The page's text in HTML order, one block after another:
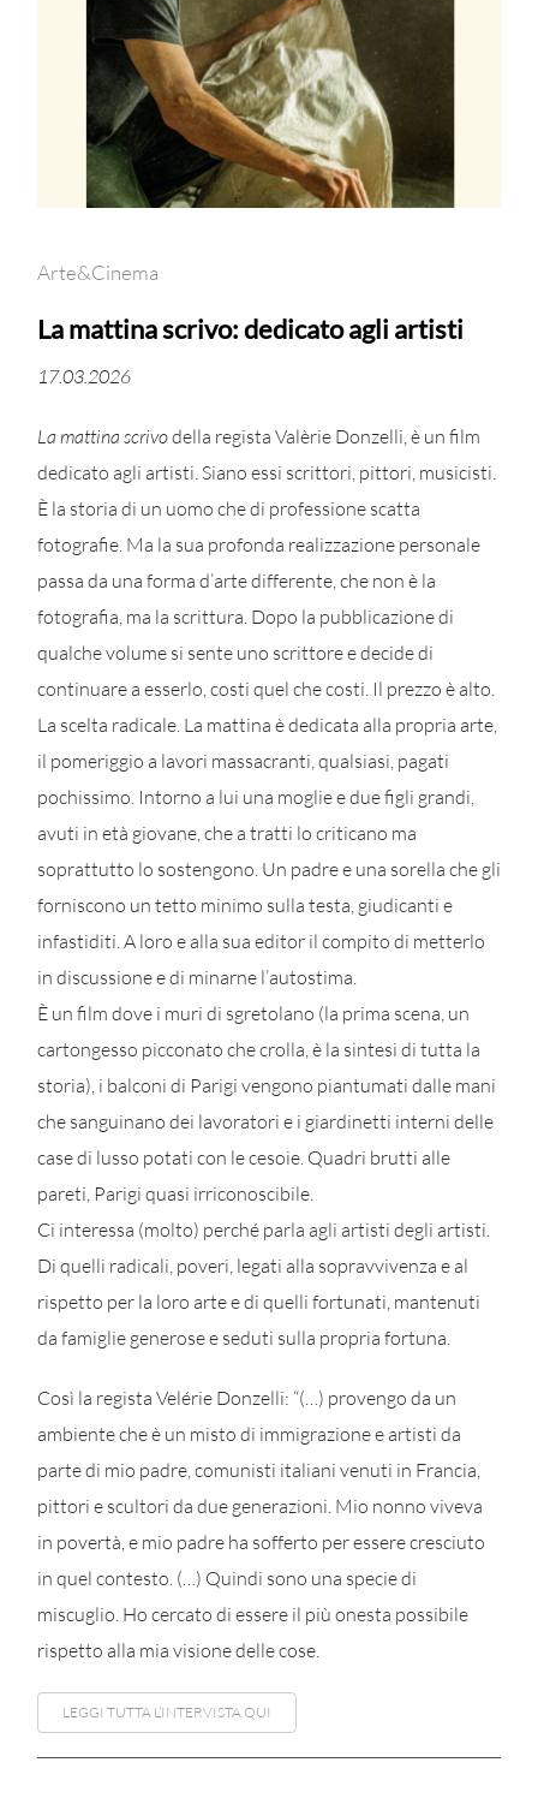
Arte&Cinema
La mattina scrivo: dedicato agli artisti
17.03.2026
La mattina scrivodella regista Valèrie Donzelli, è un film
dedicato agli artisti. Siano essi scrittori, pittori, musicisti.
È la storia di un uomo che di professione scatta
fotografie. Ma la sua profonda realizzazione personale
passa da una forma d’arte differente, che non è la
fotografia, ma la scrittura. Dopo la pubblicazione di
qualche volume si sente uno scrittore e decide di
continuare a esserlo, costi quel che costi. Il prezzo è alto.
La scelta radicale. La mattina è dedicata alla propria arte,
il pomeriggio a lavori massacranti, qualsiasi, pagati
pochissimo. Intorno a lui una moglie e due figli grandi,
avuti in età giovane, che a tratti lo criticano ma
soprattutto lo sostengono. Un padre e una sorella che gli
forniscono un tetto minimo sulla testa, giudicanti e
infastiditi. A loro e alla sua editor il compito di metterlo
in discussione e di minarne l’autostima.
È un film dove i muri di sgretolano (la prima scena, un
cartongesso picconato che crolla, è la sintesi di tutta la
storia), i balconi di Parigi vengono piantumati dalle mani
che sanguinano dei lavoratori e i giardinetti interni delle
case di lusso potati con le cesoie. Quadri brutti alle
pareti, Parigi quasi irriconoscibile.
Ci interessa (molto) perché parla agli artisti degli artisti.
Di quelli radicali, poveri, legati alla sopravvivenza e al
rispetto per la loro arte e di quelli fortunati, mantenuti
da famiglie generose e seduti sulla propria fortuna.
Così la regista Velérie Donzelli: “(…) provengo da un
ambiente che è un misto di immigrazione e artisti da
parte di mio padre, comunisti italiani venuti in Francia,
pittori e scultori da due generazioni. Mio nonno viveva
in povertà, e mio padre ha sofferto per essere cresciuto
in quel contesto. (…) Quindi sono una specie di
miscuglio. Ho cercato di essere il più onesta possibile
rispetto alla mia visione delle cose.
LEGGI TUTTA L’INTERVISTA QUI